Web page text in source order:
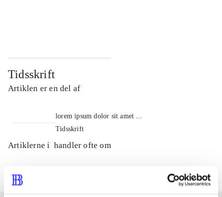
Tidsskrift
Artiklen er en del af
lorem ipsum dolor sit amet ...
Tidsskrift
Artiklerne i handler ofte om